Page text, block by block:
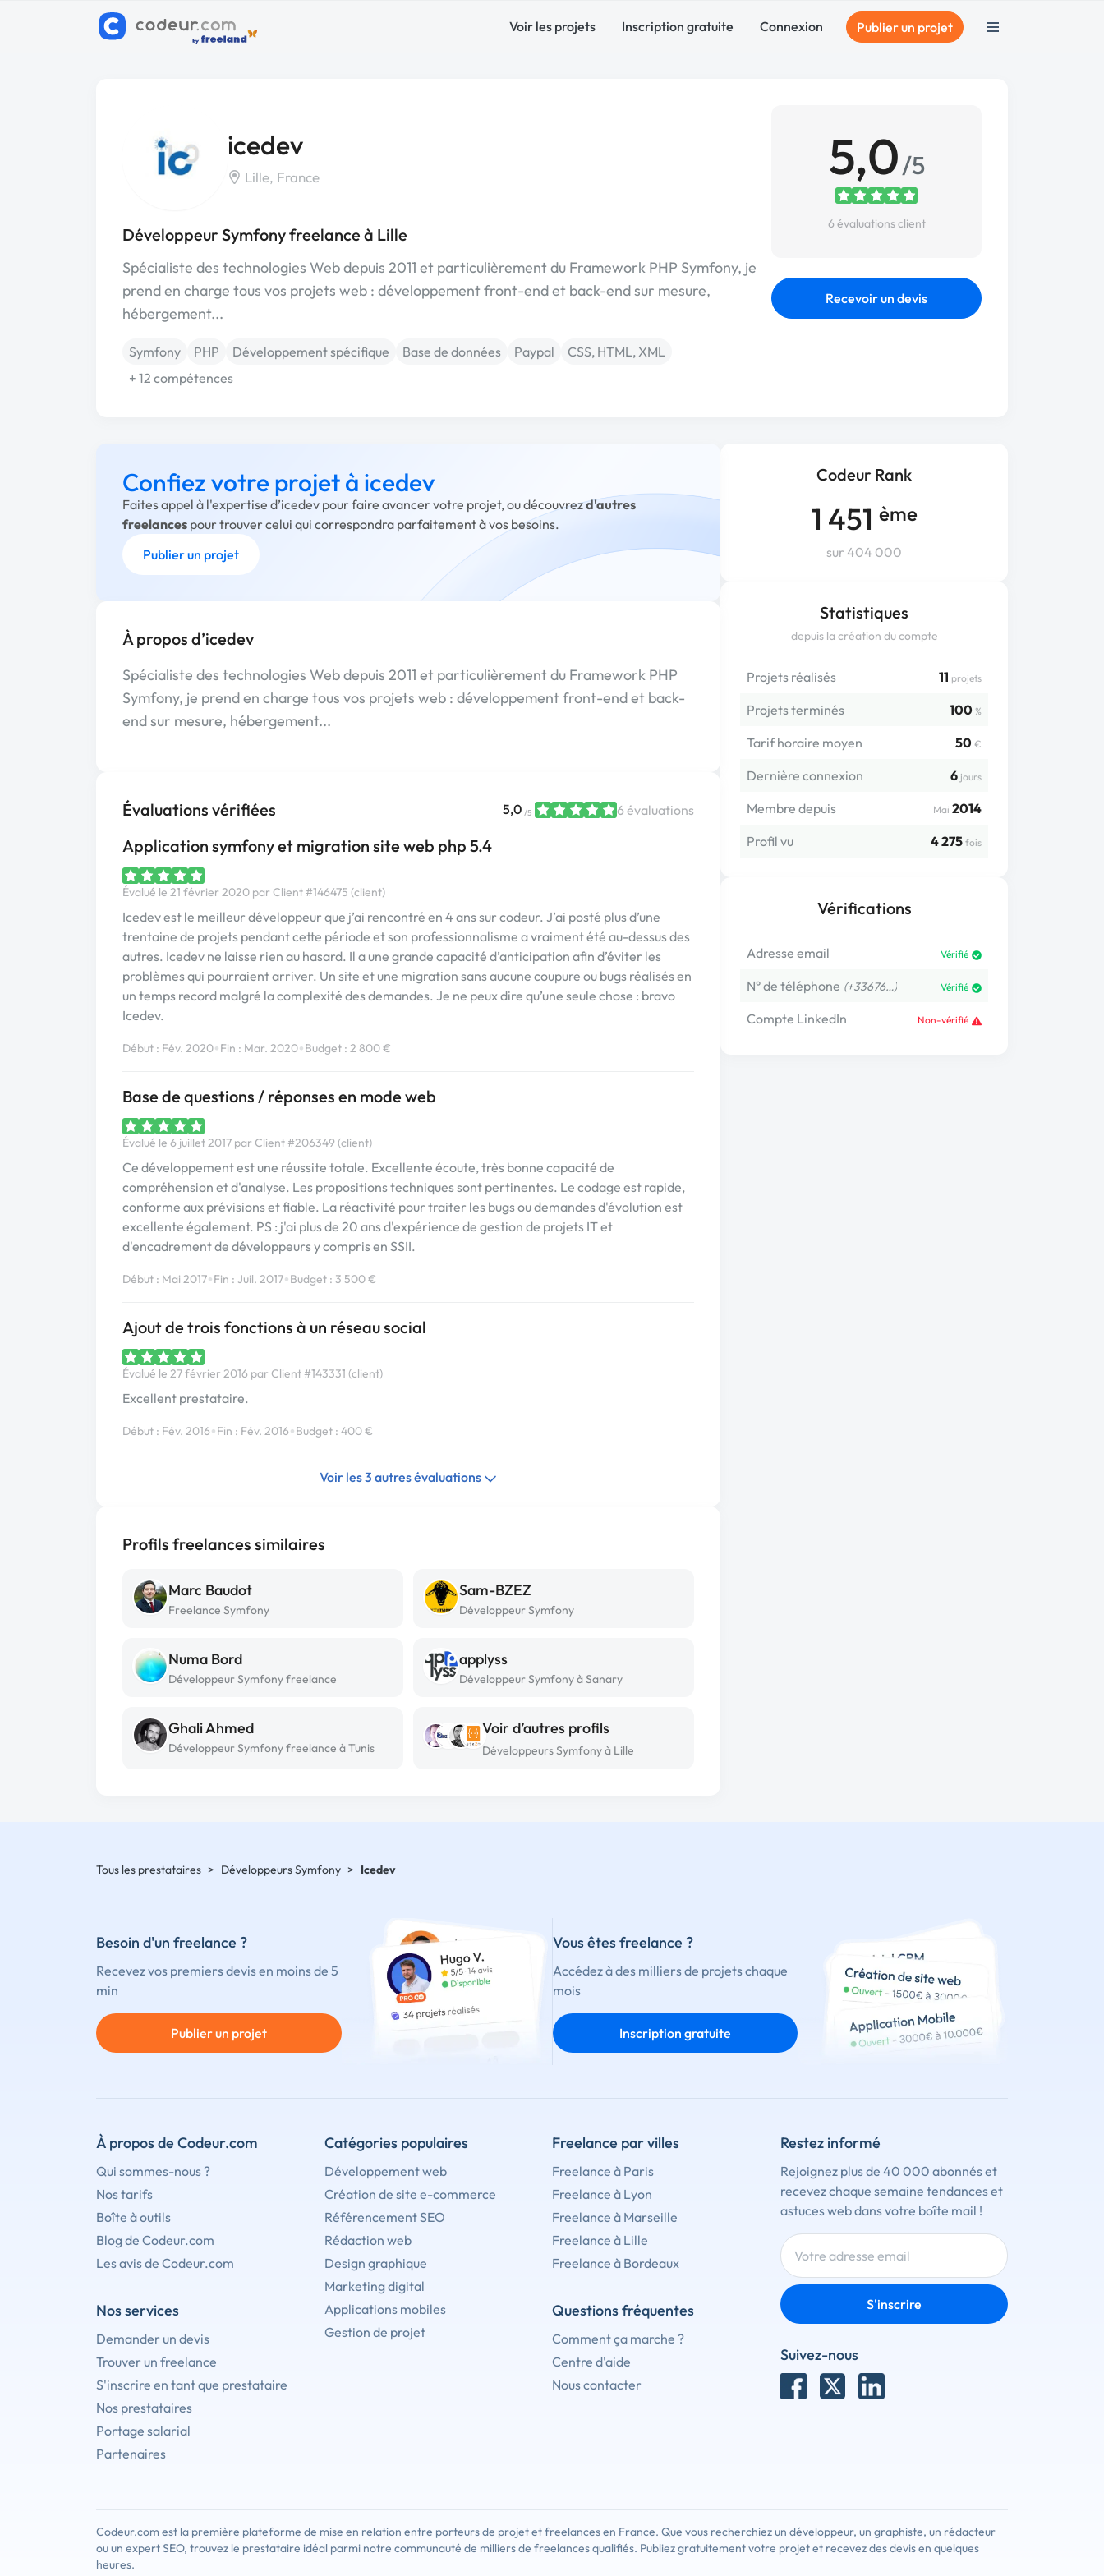
Voir les projets Inscription gratuite Connexion Publier un projet
icedev
Lille, France
Développeur Symfony freelance à Lille
Spécialiste des technologies Web depuis 2011 et particulièrement du Framework PHP Symfony, je
prend en charge tous vos projets web : développement front-end et back-end sur mesure,
hébergement...
Symfony PHP Développement spécifique Base de données Paypal
CSS, HTML, XML
+ 12 compétences
5,0/5
6 évaluations client
Recevoir un devis
Codeur Rank
1 451 ème
sur 404 000
Statistiques
depuis la création du compte
Projets réalisés 11 projets
Projets terminés 100 %
Tarif horaire moyen 50 €
Dernière connexion 6 jours
Membre depuis Mai 2014
Profil vu
4 275 fois
Vérifications
Adresse email Vérifié
N° de téléphone (+33676…) Vérifié
Compte LinkedIn Non-vérifié
Confiez votre projet à icedev
Faites appel à l'expertise d’icedev pour faire avancer votre projet, ou découvrezd'autres
freelances pour trouver celui qui correspondra parfaitement à vos besoins.
Publier un projet
À propos d’icedev
Spécialiste des technologies Web depuis 2011 et particulièrement du Framework PHP
Symfony, je prend en charge tous vos projets web : développement front-end et back-
end sur mesure, hébergement...
Évaluations vérifiées 5,0 /5 6 évaluations
Application symfony et migration site web php 5.4
Évalué le 21 février 2020 par Client #146475 (client)
Icedev est le meilleur développeur que j’ai rencontré en 4 ans sur codeur. J’ai posté plus d’une
trentaine de projets pendant cette période et son professionnalisme a vraiment été au-dessus des
autres. Icedev ne laisse rien au hasard. Il a une grande capacité d’anticipation afin d’éviter les
problèmes qui pourraient arriver. Un site et une migration sans aucune coupure ou bugs réalisés en
un temps record malgré la complexité des demandes. Je ne peux dire qu’une seule chose : bravo
Icedev.
Début : Fév. 2020•Fin : Mar. 2020•Budget : 2 800 €
Base de questions / réponses en mode web
Évalué le 6 juillet 2017 par Client #206349 (client)
Ce développement est une réussite totale. Excellente écoute, très bonne capacité de
compréhension et d'analyse. Les propositions techniques sont pertinentes. Le codage est rapide,
conforme aux prévisions et fiable. La réactivité pour traiter les bugs ou demandes d'évolution est
excellente également. PS : j'ai plus de 20 ans d'expérience de gestion de projets IT et
d'encadrement de développeurs y compris en SSII.
Début : Mai 2017•Fin : Juil. 2017•Budget : 3 500 €
Ajout de trois fonctions à un réseau social
Évalué le 27 février 2016 par Client #143331 (client)
Excellent prestataire.
Début : Fév. 2016•Fin : Fév. 2016•Budget : 400 €
Voir les 3 autres évaluations
Profils freelances similaires
Marc Baudot
Freelance Symfony
Sam-BZEZ
Développeur Symfony
Numa Bord
Développeur Symfony freelance
applyss
Développeur Symfony à Sanary
Ghali Ahmed
Développeur Symfony freelance à Tunis
Voir d’autres profils
Développeurs Symfony à Lille
Tous les prestataires > Développeurs Symfony > Icedev
Besoin d'un freelance ?
Recevez vos premiers devis en moins de 5
min
Publier un projet
Vous êtes freelance ?
Accédez à des milliers de projets chaque
mois
Inscription gratuite
À propos de Codeur.com
Qui sommes-nous ?
Nos tarifs
Boîte à outils
Blog de Codeur.com
Les avis de Codeur.com
Nos services
Demander un devis
Trouver un freelance
S'inscrire en tant que prestataire
Nos prestataires
Portage salarial
Partenaires
Catégories populaires
Développement web
Création de site e-commerce
Référencement SEO
Rédaction web
Design graphique
Marketing digital
Applications mobiles
Gestion de projet
Freelance par villes
Freelance à Paris
Freelance à Lyon
Freelance à Marseille
Freelance à Lille
Freelance à Bordeaux
Questions fréquentes
Comment ça marche ?
Centre d'aide
Nous contacter
Restez informé
Rejoignez plus de 40 000 abonnés et
recevez chaque semaine tendances et
astuces web dans votre boîte mail !
S'inscrire
Suivez-nous
Codeur.com est la première plateforme de mise en relation entre porteurs de projet et freelances en France. Que vous recherchiez un développeur, un graphiste, un rédacteur
ou un expert SEO, trouvez le prestataire idéal parmi notre communauté de milliers de freelances qualifiés. Publiez gratuitement votre projet et recevez des devis en quelques
heures.